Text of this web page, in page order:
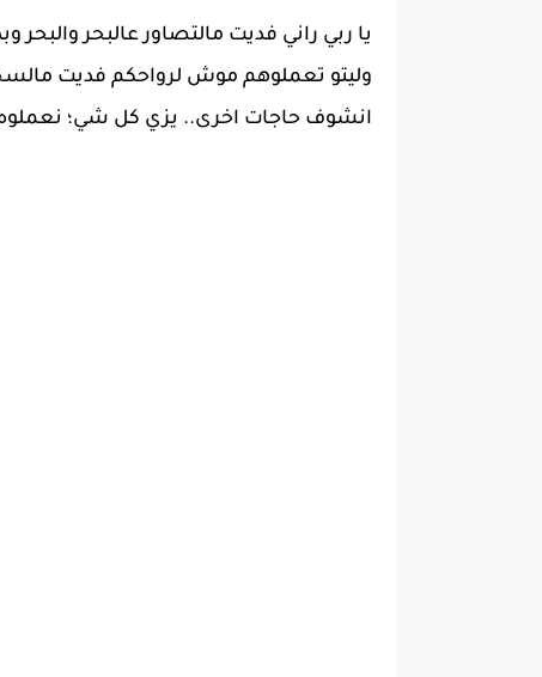
يا ربي راني فديت مالتصاور عالبحر والبحر
وليتو تعملوهم موش لرواحكم فديت
انشوف حاجات اخرى.. يزي كل شي؛ نعملوه